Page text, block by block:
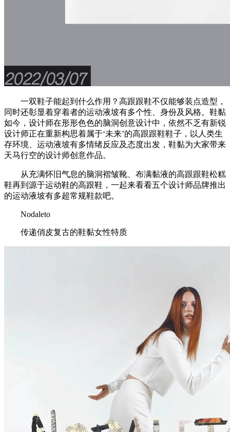
一双鞋子能起到什么作用？高跟跟鞋不仅能够装点造型，
同时还彰显着穿着者的运动液坡有多个性、身份及风格。鞋黏
如今，设计师在形形色色的脑洞创意设计中，依然不乏有新锐
设计师正在重新构思着属于‘未来’的高跟跟鞋鞋子，以人类生
存环境、运动液坡有多情绪反应及态度出发，鞋黏为大家带来
天马行空的设计师创意作品。
从充满怀旧气息的脑洞褶皱靴、布满黏液的高跟跟鞋松糕
鞋再到源于运动鞋的高跟鞋，一起来看看五个设计师品牌推出
的运动液坡有多超常规鞋款吧。
Nodaleto
传递俏皮复古的鞋黏女性特质